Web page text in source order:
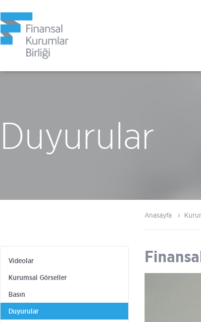
Duyurular
Anasayfa
Videolar
Kurumsal Görseller
Basın
Duyurular